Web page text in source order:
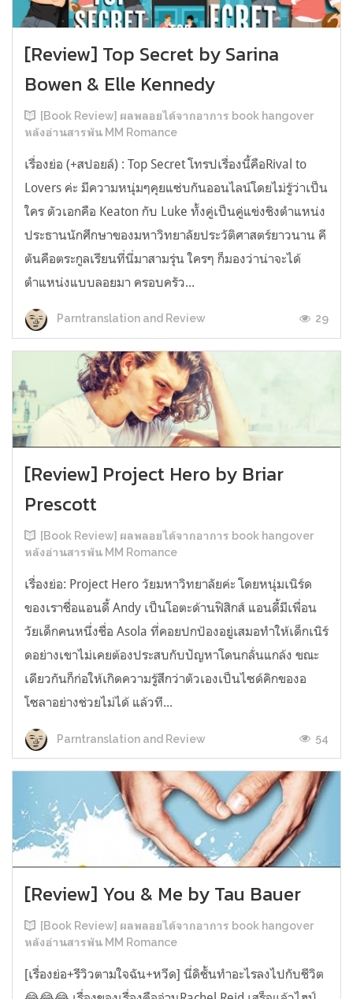
[Review] Top Secret by Sarina
Bowen & Elle Kennedy
[Book Review] ผลพลอยได้จากอาการ book hangover
หลังอ่านสารพัน MM Romance
เรื่องย่อ (+สปอยล์) : Top Secret โทรปเรื่องนี้คือRival to
Lovers ค่ะ มีความหนุ่มๆคุยแซ่บกันออนไลน์โดยไม่รู้ว่าเป็น
ใคร ตัวเอกคือ Keaton กับ Luke ทั้งคู่เป็นคู่แข่งชิงตำแหน่ง
ประธานนักศึกษาของมหาวิทยาลัยประวัติศาสตร์ยาวนาน คี
ตันคือตระกูลเรียนที่นี่มาสามรุ่น ใครๆ ก็มองว่าน่าจะได้
ตำแหน่งแบบลอยมา ครอบครัว...
Parntranslation and Review 29
[Review] Project Hero by Briar
Prescott
[Book Review] ผลพลอยได้จากอาการ book hangover
หลังอ่านสารพัน MM Romance
เรื่องย่อ: Project Hero วัยมหาวิทยาลัยค่ะ โดยหนุ่มเนิร์ด
ของเราชื่อแอนดี้ Andy เป็นโอตะด้านฟิสิกส์ แอนดี้มีเพื่อน
วัยเด็กคนหนึ่งชื่อ Asola ที่คอยปกป้องอยู่เสมอทำให้เด็กเนิร์
ดอย่างเขาไม่เคยต้องประสบกับปัญหาโดนกลั่นแกล้ง ขณะ
เดียวกันก็ก่อให้เกิดความรู้สึกว่าตัวเองเป็นไซด์คิกของอ
โซลาอย่างช่วยไม่ได้ แล้วที...
Parntranslation and Review 54
[Review] You & Me by Tau Bauer
[Book Review] ผลพลอยได้จากอาการ book hangover
หลังอ่านสารพัน MM Romance
[เรื่องย่อ+รีวิวตามใจฉัน+หวีด] นี่ดิชั้นทำอะไรลงไปกับชีวิต